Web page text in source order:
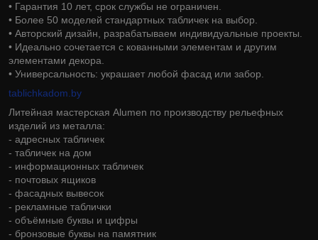
• Гарантия 10 лет, срок службы не ограничен.
• Более 50 моделей стандартных табличек на выбор.
• Авторский дизайн, разрабатываем индивидуальные проекты.
• Идеально сочетается с кованными элементам и другим
элементами декора.
• Универсальность: украшает любой фасад или забор.
tablichkadom.by
Литейная мастерская Alumen по производству рельефных
изделий из металла:
- адресных табличек
- табличек на дом
- информационных табличек
- почтовых ящиков
- фасадных вывесок
- рекламные таблички
- объёмные буквы и цифры
- бронзовые буквы на памятник